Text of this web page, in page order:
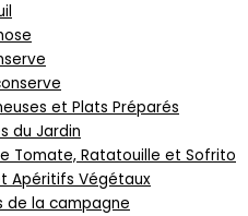
et Plats Préparés
du Jardin
Tomate, Ratatouille et Sofrito
Apéritifs Végétaux
de la campagne